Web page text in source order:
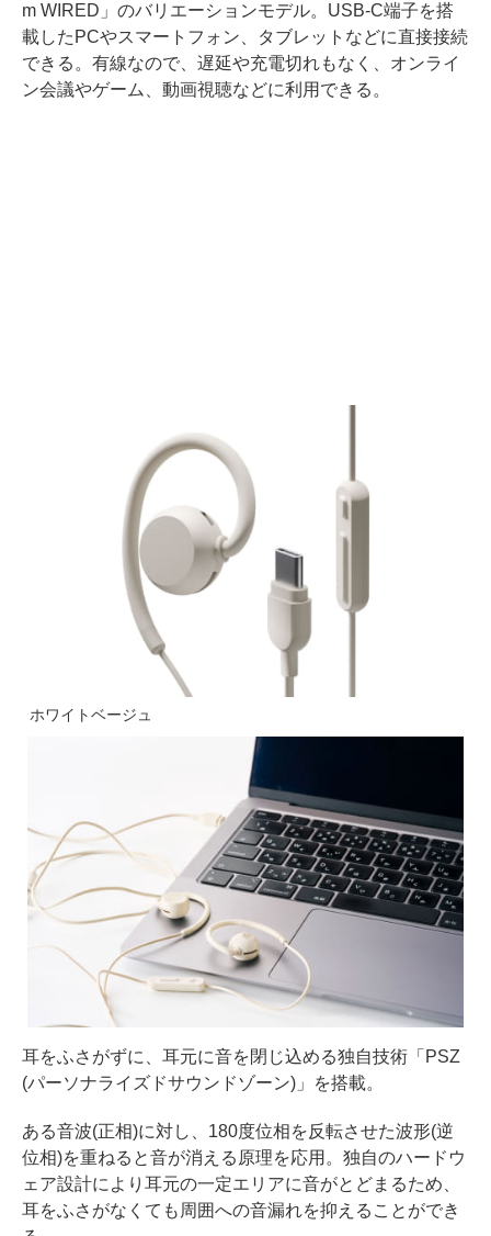
m WIRED」のバリエーションモデル。USB-C端子を搭
載したPCやスマートフォン、タブレットなどに直接接続
できる。有線なので、遅延や充電切れもなく、オンライ
ン会議やゲーム、動画視聴などに利用できる。
ホワイトベージュ
耳をふさがずに、耳元に音を閉じ込める独自技術「PSZ
(パーソナライズドサウンドゾーン)」を搭載。
ある音波(正相)に対し、180度位相を反転させた波形(逆
位相)を重ねると音が消える原理を応用。独自のハードウ
ェア設計により耳元の一定エリアに音がとどまるため、
耳をふさがなくても周囲への音漏れを抑えることができ